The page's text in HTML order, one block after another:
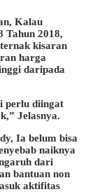
Kalau
Tahun 2018,
kisaran
harga
daripada
perlu diingat
Jelasnya.
Ia belum bisa
naiknya
dari
bantuan non
aktifitas